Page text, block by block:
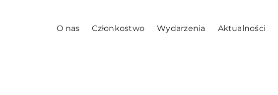
O nas Członkostwo Wydarzenia Aktualności